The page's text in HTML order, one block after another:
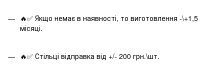
🔥✅ Якщо немає в наявності, то виготовлення -\+1,5
місяці.
🔥✅ Стільці відправка від +/- 200 грн.\шт.